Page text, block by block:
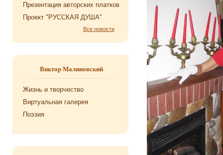
Презентация авторских платков
Проект "РУССКАЯ ДУША"
Все новости
Виктор Малиновский
Жизнь и творчество
Виртуальная галерея
Поэзия